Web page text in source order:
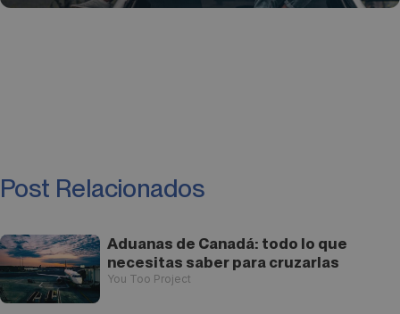
Post Relacionados
Aduanas de Canadá: todo lo que
necesitas saber para cruzarlas
You Too Project